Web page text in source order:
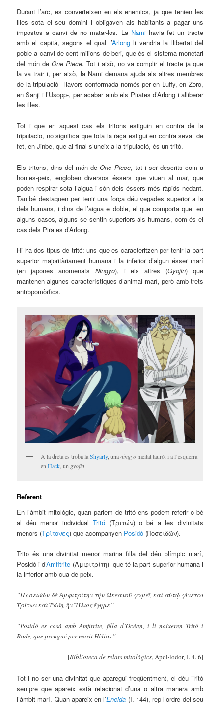
Durant l’arc, es converteixen en els enemics, ja que tenien les
illes sota el seu domini i obligaven als habitants a pagar uns
impostos a canvi de no matar-los. La Namihavia fet un tracte
amb el capità, segons el qual l’Arlongli vendria la llibertat del
poble a canvi de cent milions de beri, que és el sistema monetari
del món deOne Piece. Tot i això, no va complir el tracte ja que
la va trair i, per això, la Nami demana ajuda als altres membres
de la tripulació –llavors conformada només per en Luffy, en Zoro,
en Sanji i l’Usopp-, per acabar amb els Pirates d’Arlong i alliberar
les illes.
Tot i que en aquest cas els tritons estiguin en contra de la
tripulació, no significa que tota la raça estigui en contra seva, de
fet, en Jinbe, que al final s’uneix a la tripulació, és un tritó.
Els tritons, dins del món deOne Piece, tot i ser descrits com a
homes-peix, engloben diversos éssers que viuen al mar, que
poden respirar sota l’aigua i són dels éssers més ràpids nedant.
També destaquen per tenir una força déu vegades superior a la
dels humans, i dins de l’aigua el doble, el que comporta que, en
alguns casos, alguns se sentin superiors als humans, com és el
cas dels Pirates d’Arlong.
Hi ha dos tipus de tritó: uns que es caracteritzen per tenir la part
superior majoritàriament humana i la inferior d’algun ésser marí
(en japonès anomenats Ningyo), i els altres (Gyojin) que
mantenen algunes característiques d’animal marí, però amb trets
antropomòrfics.
A la dreta es troba laShyarly, unaningyomeitat tauró, i a l’esquerra
enHack , un gyojin.
Referent
En l’àmbit mitològic, quan parlem de tritó ens podem referir o bé
al déu menor individualTritó (Τριτών) o bé a les divinitats
menors (Τρίτoνες) que acompanyen Posidó (Ποσειδῶν).
Tritó és una divinitat menor marina filla del déu olímpic marí,
Posidó i d’Amfitrite (Άμφιτρίτη), que té la part superior humana i
la inferior amb cua de peix.
“Ποσειδῶν δὲ Ἀμφιτρίτην τὴν Ὠκεανοῦ γαμεῖ, καὶ αὐτῷ γίνεται
Τρίτων καὶ Ῥόδη, ἣν Ἥλιος ἔγημε.”
“Posidó es casà amb Amfitrite, filla d’Ocèan, i li naixeren Tritó i
Rode, que prengué per marit Hèlios.”
[Biblioteca de relats mitològics, Apol·lodor, I. 4. 6]
Tot i no ser una divinitat que aparegui freqüentment, el déu Tritó
sempre que apareix està relacionat d’una o altra manera amb
l’àmbit marí. Quan apareix en l’Eneida (I. 144), rep l’ordre del seu